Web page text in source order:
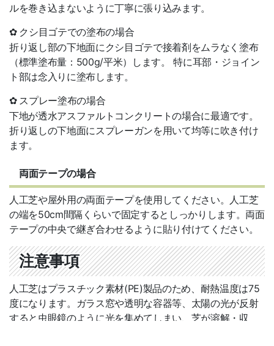
ルを巻き込まないように丁寧に張り込みます。
✿ クシ目ゴテでの塗布の場合
折り返し部の下地面にクシ目ゴテで接着剤をムラなく塗布
（標準塗布量：500g/平米）します。 特に耳部・ジョイン
ト部は念入りに塗布します。
✿ スプレー塗布の場合
下地が透水アスファルトコンクリートの場合に最適です。
折り返しの下地面にスプレーガンを用いて均等に吹き付け
ます。
両面テープの場合
人工芝や屋外用の両面テープを使用してください。人工芝
の端を50cm間隔くらいで固定するとしっかりします。両面
テープの中央で継ぎ合わせるように貼り付けてください。
注意事項
人工芝はプラスチック素材(PE)製品のため、耐熱温度は75
度になります。ガラス窓や透明な容器等、太陽の光が反射
すると虫眼鏡のように光を集めてしまい、芝が溶解・収